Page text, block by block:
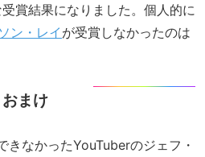
賞結果になりました。個人的に
ン・レイ が受賞しなかったのは
おまけ
きなかったYouTuberのジェフ・